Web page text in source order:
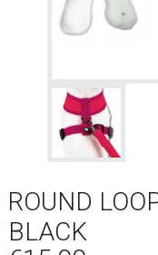
ROUND
BLACK